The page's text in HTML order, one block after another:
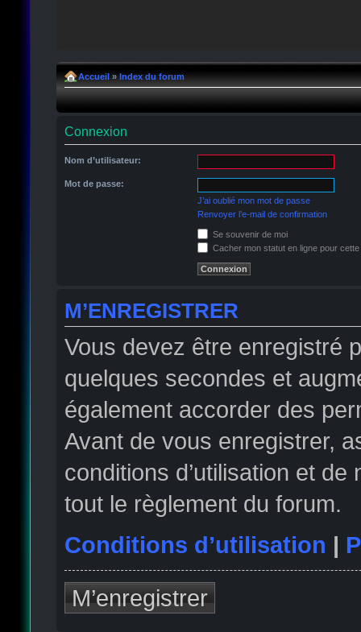
Accueil » Index du forum
Connexion
Nom d’utilisateur:
Mot de passe:
J’ai oublié mon mot de passe
Renvoyer l’e-mail de confirmation
Se souvenir de moi
Cacher mon statut en ligne pour
M’ENREGISTRER
Vous devez être enregistré
quelques secondes et
également accorder des
Avant de vous enregistrer,
conditions d’utilisation et
tout le règlement du forum.
Conditions d’utilisation |
M’enregistrer